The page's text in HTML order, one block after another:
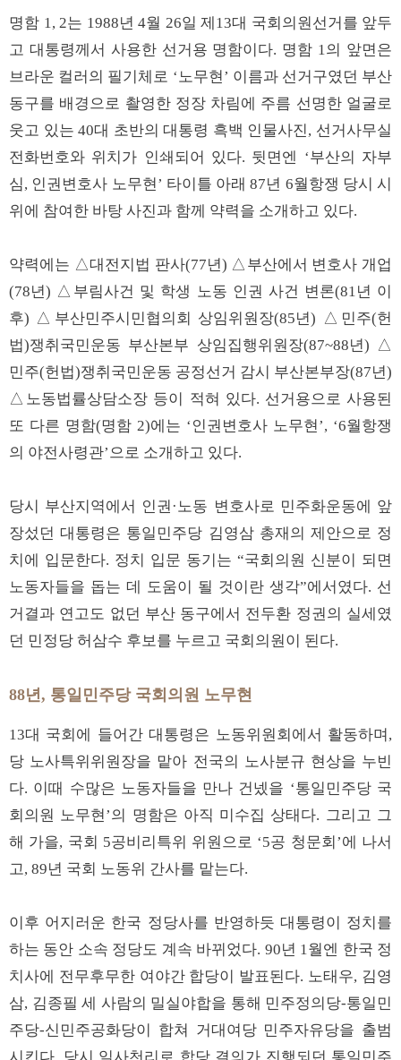
명함 1, 2는 1988년 4월 26일 제13대 국회의원선거를 앞두
고 대통령께서 사용한 선거용 명함이다. 명함 1의 앞면은
브라운 컬러의 필기체로 ‘노무현’ 이름과 선거구였던 부산
동구를 배경으로 촬영한 정장 차림에 주름 선명한 얼굴로
웃고 있는 40대 초반의 대통령 흑백 인물사진, 선거사무실
전화번호와 위치가 인쇄되어 있다. 뒷면엔 ‘부산의 자부
심, 인권변호사 노무현’ 타이틀 아래 87년 6월항쟁 당시 시
위에 참여한 바탕 사진과 함께 약력을 소개하고 있다.
약력에는 △대전지법 판사(77년) △부산에서 변호사 개업
(78년) △부림사건 및 학생 노동 인권 사건 변론(81년 이
후) △부산민주시민협의회 상임위원장(85년) △민주(헌
법)쟁취국민운동 부산본부 상임집행위원장(87~88년) △
민주(헌법)쟁취국민운동 공정선거 감시 부산본부장(87년)
△노동법률상담소장 등이 적혀 있다. 선거용으로 사용된
또 다른 명함(명함 2)에는 ‘인권변호사 노무현’, ‘6월항쟁
의 야전사령관’으로 소개하고 있다.
당시 부산지역에서 인권·노동 변호사로 민주화운동에 앞
장섰던 대통령은 통일민주당 김영삼 총재의 제안으로 정
치에 입문한다. 정치 입문 동기는 “국회의원 신분이 되면
노동자들을 돕는 데 도움이 될 것이란 생각”에서였다. 선
거결과 연고도 없던 부산 동구에서 전두환 정권의 실세였
던 민정당 허삼수 후보를 누르고 국회의원이 된다.
88년, 통일민주당 국회의원 노무현
13대 국회에 들어간 대통령은 노동위원회에서 활동하며,
당 노사특위위원장을 맡아 전국의 노사분규 현상을 누빈
다. 이때 수많은 노동자들을 만나 건넸을 ‘통일민주당 국
회의원 노무현’의 명함은 아직 미수집 상태다. 그리고 그
해 가을, 국회 5공비리특위 위원으로 ‘5공 청문회’에 나서
고, 89년 국회 노동위 간사를 맡는다.
이후 어지러운 한국 정당사를 반영하듯 대통령이 정치를
하는 동안 소속 정당도 계속 바뀌었다. 90년 1월엔 한국 정
치사에 전무후무한 여야간 합당이 발표된다. 노태우, 김영
삼, 김종필 세 사람의 밀실야합을 통해 민주정의당-통일민
주당-신민주공화당이 합쳐 거대여당 민주자유당을 출범